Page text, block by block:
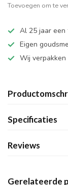
Toevoegen om te
Al 25 jaar een
Eigen
Wij
Specificaties
Reviews
Gerelateerde